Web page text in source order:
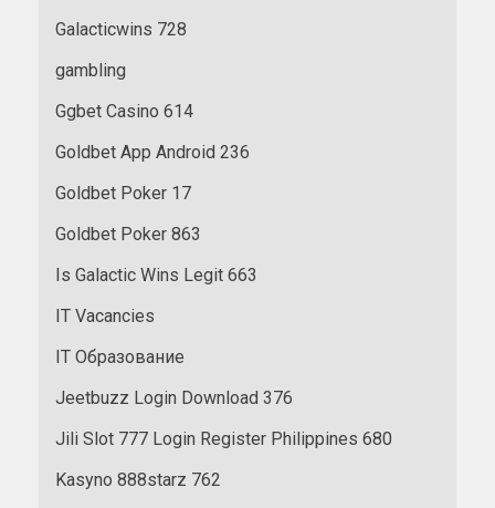
Galacticwins 728
gambling
Ggbet Casino 614
Goldbet App Android 236
Goldbet Poker 17
Goldbet Poker 863
Is Galactic Wins Legit 663
IT Vacancies
IT Образование
Jeetbuzz Login Download 376
Jili Slot 777 Login Register Philippines 680
Kasyno 888starz 762